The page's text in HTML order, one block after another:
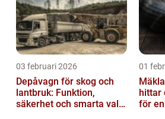
03 februari 2026
Depåvagn för skog och
lantbruk: Funktion,
säkerhet och smarta val
01
hittar
för